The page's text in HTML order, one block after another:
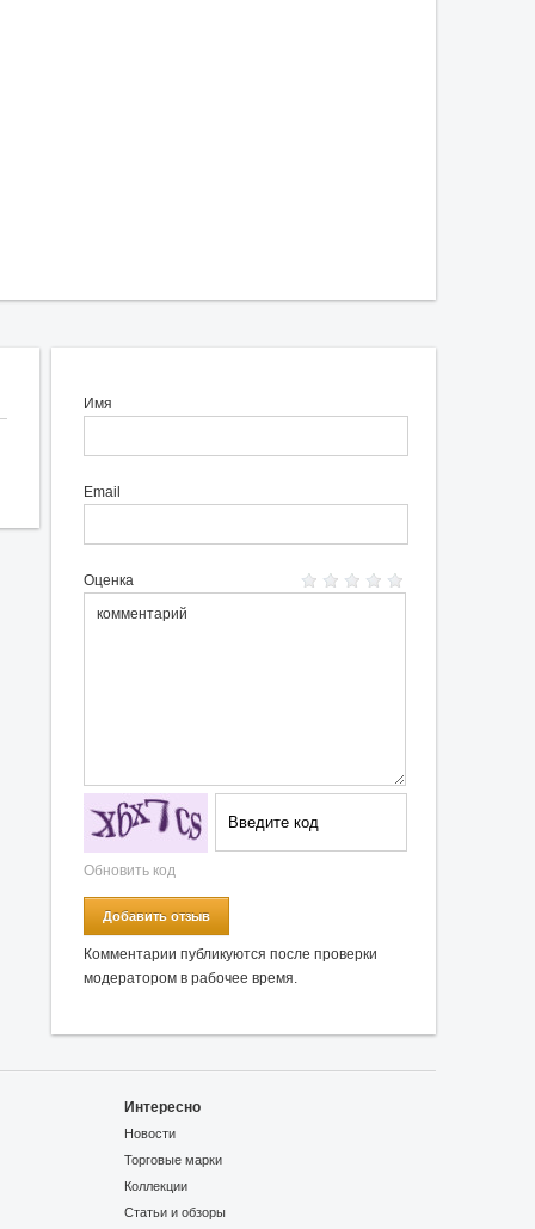
Имя
Email
Оценка
Обновить код
Добавить отзыв
Комментарии публикуются после проверки
модератором в рабочее время.
Интересно
Новости
Торговые марки
Коллекции
Статьи и обзоры